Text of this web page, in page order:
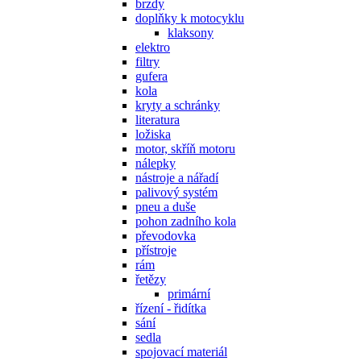
brzdy
doplňky k motocyklu
klaksony
elektro
filtry
gufera
kola
kryty a schránky
literatura
ložiska
motor, skříň motoru
nálepky
nástroje a nářadí
palivový systém
pneu a duše
pohon zadního kola
převodovka
přístroje
rám
řetězy
primární
řízení - řidítka
sání
sedla
spojovací materiál